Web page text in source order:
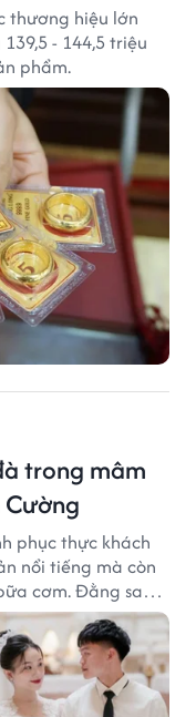
thương hiệu lớn
- 144,5 triệu
phẩm.
trong mâm
phục thực khách
nổi tiếng mà còn
cơm. Đằng sau
người dân gìn